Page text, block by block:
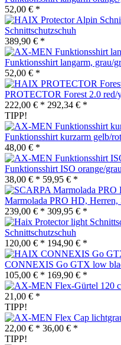
52,00 € *
Schnittschutzschuh
389,90 € *
Funktionsshirt langarm, grau/
52,00 € *
PROTECTOR Forest 2.0 red/
222,00 € * 292,34 € *
TIPP!
Funktionsshirt kurzarm gelb/rot
48,00 € *
Funktionsshirt ISO orange/grau
38,00 € * 59,95 € *
Marmolada PRO HD, Herren,
239,00 € * 309,95 € *
Schnittschutzschuh
120,00 € * 194,90 € *
CONNEXIS Go GTX low
105,00 € * 169,90 € *
21,00 € *
TIPP!
22,00 € * 36,00 € *
TIPP!